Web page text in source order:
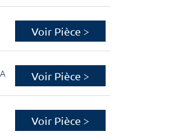
Voir Pièce >
Voir Pièce >
Voir Pièce >